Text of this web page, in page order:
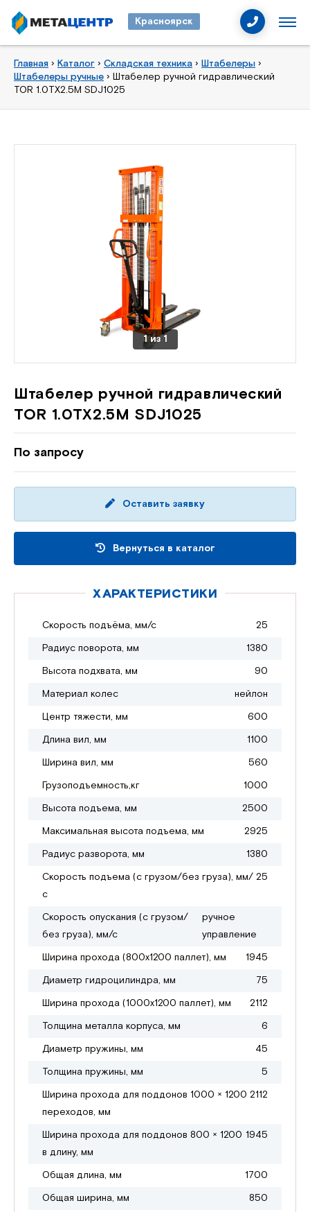
Красноярск
Главная › Каталог › Складская техника › Штабелеры ›
Штабелеры ручные › Штабелер ручной гидравлический
TOR 1.0TX2.5M SDJ1025
1из1
Штабелер ручной гидравлический
TOR 1.0TX2.5M SDJ1025
По запросу
Оставить заявку
Вернуться в каталог
ХАРАКТЕРИСТИКИ
Скорость подъёма, мм/с
25
Радиус поворота, мм
1380
Высота подхвата, мм
90
Материал колес
нейлон
Центр тяжести, мм
600
Длина вил, мм
1100
Ширина вил, мм
560
Грузоподъемность,кг
1000
Высота подъема, мм
2500
Максимальная высота подъема, мм
2925
Радиус разворота, мм
1380
Скорость подъема (с грузом/без груза), мм/
с
25
Скорость опускания (с грузом/
без груза), мм/с
ручное
управление
Ширина прохода (800х1200 паллет), мм
1945
Диаметр гидроцилиндра, мм
75
Ширина прохода (1000х1200 паллет), мм
2112
Толщина металла корпуса, мм
6
Диаметр пружины, мм
45
Толщина пружины, мм
5
Ширина прохода для поддонов 1000 × 1200
переходов, мм
2112
Ширина прохода для поддонов 800 × 1200
в длину, мм
1945
Общая длина, мм
1700
Общая ширина, мм
850